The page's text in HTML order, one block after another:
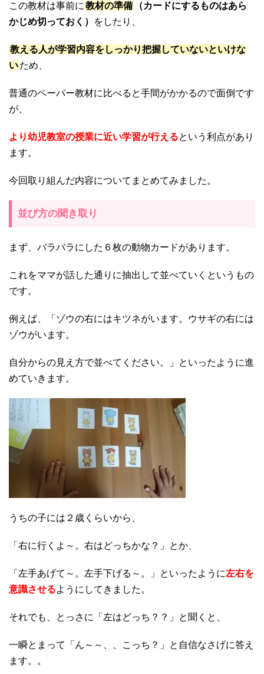
この教材は事前に 教材の準備
（カードにするものはあら
かじめ切っておく）
をしたり、
教える人が学習内容をしっかり把握していないといけな
いため、
普通のペーパー教材に比べると手間がかかるので面倒です
が、
より幼児教室の授業に近い学習が行えるという利点があり
ます。
今回取り組んだ内容についてまとめてみました。
並び方の聞き取り
まず、バラバラにした６枚の動物カードがあります。
これをママが話した通りに抽出して並べていくというもの
です。
例えば、「ゾウの右にはキツネがいます。ウサギの右には
ゾウがいます。
自分からの見え方で並べてください。」といったように進
めていきます。
うちの子には２歳くらいから、
「右に行くよ～。右はどっちかな？」とか、
「左手あげて～。左手下げる～。」といったように左右を
意識させるようにしてきました。
それでも、とっさに「左はどっち？？」と聞くと、
一瞬とまって「ん～～、、こっち？」と自信なさげに答え
ます。。